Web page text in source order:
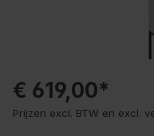
€ 619,00*
Prijzen excl. BTW en excl.